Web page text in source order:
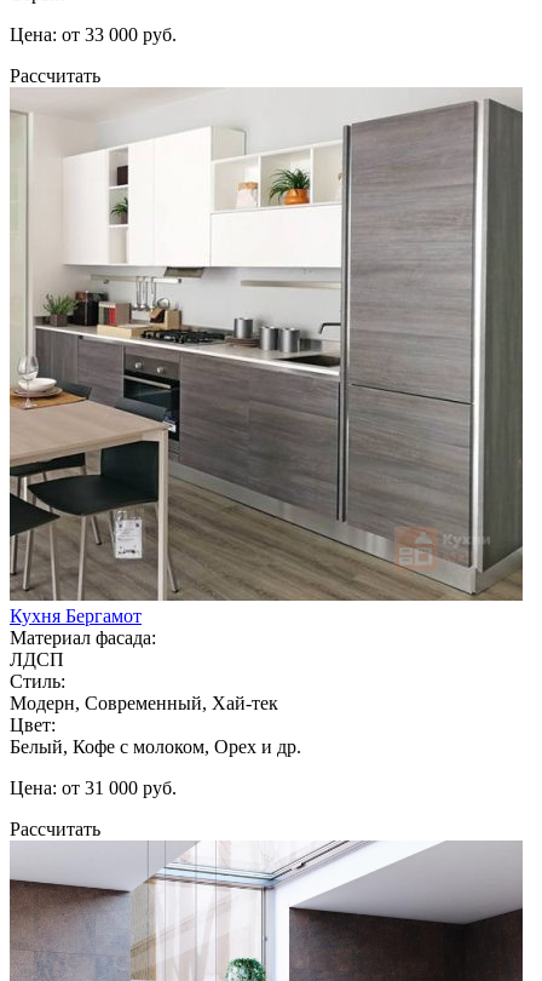
Цена: от 33 000 руб.
Рассчитать
Кухня Бергамот
Материал фасада:
ЛДСП
Стиль:
Модерн, Современный, Хай-тек
Цвет:
Белый, Кофе с молоком, Орех и др.
Цена: от 31 000 руб.
Рассчитать